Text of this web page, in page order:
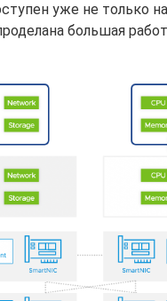
уже не только
большая